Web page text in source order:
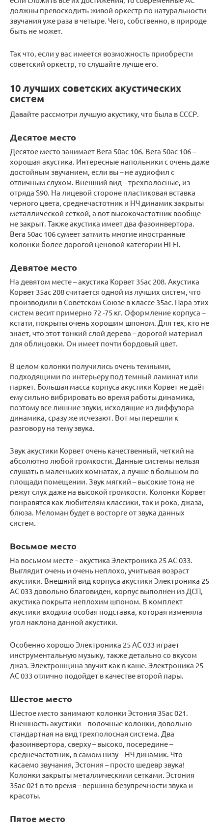
должны превосходить живой оркестр по натуральности
звучания уже раза в четыре. Чего, собственно, в природе
быть не может.
Так что, если у вас имеется возможность приобрести
советский оркестр, то слушайте лучше его.
10 лучших советских акустических
систем
Давайте рассмотри лучшую акустику, что была в СССР.
Десятое место
Десятое место занимает Вега 50ас 106. Вега 50ас 106 –
хорошая акустика. Интересные напольники с очень даже
достойным звучанием, если вы – не аудиофил с
отличным слухом. Внешний вид – трехполосные, из
отряда S90. На лицевой стороне пластиковая вставка
черного цвета, среднечастотник и НЧ динамик закрыты
металлической сеткой, а вот высокочастотник вообще
не закрыт. Также акустика имеет два фазоинвертора.
Вега 50ас 106 сумеет затмить многие иностранные
колонки более дорогой ценовой категории Hi-Fi.
Девятое место
На девятом месте – акустика Корвет 35ас 208. Акустика
Корвет 35ас 208 считается одной из лучших систем, что
производили в Советском Союзе в классе 35ас. Пара этих
систем весит примерно 72 -75 кг. Оформление корпуса –
кстати, покрыты очень хорошим шпоном. Для тех, кто не
знает, что этот тонкий слой дерева – дорогой материал
для облицовки. Он имеет почти бордовый цвет.
В целом колонки получились очень темными,
подходящими по интерьеру под темный ламинат или
паркет. Большая масса корпуса акустики Корвет не даёт
ему сильно вибрировать во время работы динамика,
поэтому все лишние звуки, исходящие из диффузора
динамика, сразу же исчезают. Вот мы перешли к
разговору на тему звука.
Звук акустики Корвет очень качественный, четкий на
абсолютно любой громкости. Данные системы нельзя
слушать в маленьких комнатах, а лучше в большом по
площади помещении. Звук мягкий – высокие тона не
режут слух даже на высокой громкости. Колонки Корвет
понравятся как любителям классики, так и рока, джаза,
блюза. Меломан будет в восторге от звука данных
систем.
Восьмое место
На восьмом месте – акустика Электроника 25 АС 033.
Выглядит очень и очень неплохо, учитывая возраст
акустики. Внешний вид корпуса акустики Электроника 25
АС 033 довольно благовиден, корпус выполнен из ДСП,
акустика покрыта неплохим шпоном. В комплект
акустики входила особая подставка, которая изменяла
угол наклона данной акустики.
Особенно хорошо Электроника 25 АС 033 играет
инструментальную музыку, также детально со вкусом
джаз. Электронщина звучит как в каше. Электроника 25
АС 033 отлично подойдет в качестве второй пары.
Шестое место
Шестое место занимают колонки Эстония 35ас 021.
Внешность акустики – полочные колонки, довольно
стандартная на вид трехполосная система. Два
фазоинвертора, сверху – высоко, посередине –
среднечастотник, в самом низу – НЧ динамик. Что
касаемо звучания, Эстония – просто шедевр звука!
Колонки закрыты металлическими сетками. Эстония
35ас 021 в то время – вершина безупречности звука и
красоты.
Пятое место